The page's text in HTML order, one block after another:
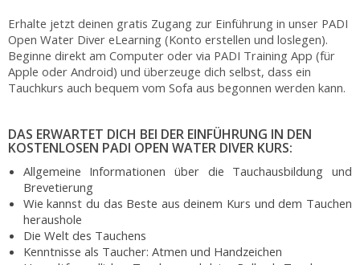
Erhalte jetzt deinen gratis Zugang zur Einführung in unser PADI
Open Water Diver eLearning (Konto erstellen und loslegen).
Beginne direkt am Computer oder via PADI Training App (für
Apple oder Android) und überzeuge dich selbst, dass ein
Tauchkurs auch bequem vom Sofa aus begonnen werden kann.
DAS ERWARTET DICH BEI DER EINFÜHRUNG IN DEN
KOSTENLOSEN PADI OPEN WATER DIVER KURS:
Allgemeine Informationen über die Tauchausbildung und
Brevetierung
Wie kannst du das Beste aus deinem Kurs und dem Tauchen
heraushole
Die Welt des Tauchens
Kenntnisse als Taucher: Atmen und Handzeichen